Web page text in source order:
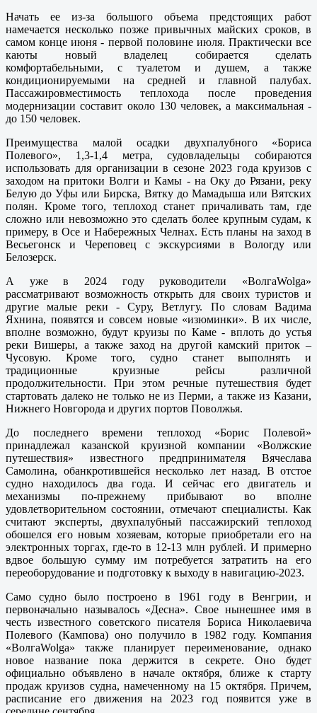
Начать ее из-за большого объема предстоящих работ
намечается несколько позже привычных майских сроков, в
самом конце июня - первой половине июля. Практически все
каюты новый владелец собирается сделать
комфортабельными, с туалетом и душем, а также
кондиционируемыми на средней и главной палубах.
Пассажировместимость теплохода после проведения
модернизации составит около 130 человек, а максимальная -
до 150 человек.
Преимущества малой осадки двухпалубного «Бориса
Полевого», 1,3-1,4 метра, судовладельцы собираются
использовать для организации в сезоне 2023 года круизов с
заходом на притоки Волги и Камы - на Оку до Рязани, реку
Белую до Уфы или Бирска, Вятку до Мамадыша или Вятских
полян. Кроме того, теплоход станет причаливать там, где
сложно или невозможно это сделать более крупным судам, к
примеру, в Осе и Набережных Челнах. Есть планы на заход в
Весьегонск и Череповец с экскурсиями в Вологду или
Белозерск.
А уже в 2024 году руководители «ВолгаWolga»
рассматривают возможность открыть для своих туристов и
другие малые реки - Суру, Ветлугу. По словам Вадима
Яхнина, появятся и совсем новые «изюминки». В их числе,
вполне возможно, будут круизы по Каме - вплоть до устья
реки Вишеры, а также заход на другой камский приток –
Чусовую. Кроме того, судно станет выполнять и
традиционные круизные рейсы различной
продолжительности. При этом речные путешествия будет
стартовать далеко не только не из Перми, а также из Казани,
Нижнего Новгорода и других портов Поволжья.
До последнего времени теплоход «Борис Полевой»
принадлежал казанской круизной компании «Волжские
путешествия» известного предпринимателя Вячеслава
Самолина, обанкротившейся несколько лет назад. В отстое
судно находилось два года. И сейчас его двигатель и
механизмы по-прежнему прибывают во вполне
удовлетворительном состоянии, отмечают специалисты. Как
считают эксперты, двухпалубный пассажирский теплоход
обошелся его новым хозяевам, которые приобретали его на
электронных торгах, где-то в 12-13 млн рублей. И примерно
вдвое большую сумму им потребуется затратить на его
переоборудование и подготовку к выходу в навигацию-2023.
Само судно было построено в 1961 году в Венгрии, и
первоначально называлось «Десна». Свое нынешнее имя в
честь известного советского писателя Бориса Николаевича
Полевого (Кампова) оно получило в 1982 году. Компания
«ВолгаWolga» также планирует переименование, однако
новое название пока держится в секрете. Оно будет
официально объявлено в начале октября, ближе к старту
продаж круизов судна, намеченному на 15 октября. Причем,
расписание его движения на 2023 год появится уже в